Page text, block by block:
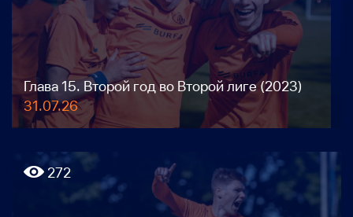
Глава 15. Второй год во Второй лиге (2023)
31.07.26
272